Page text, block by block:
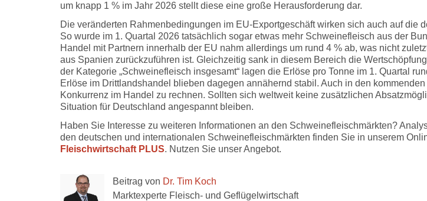
um knapp 1 % im Jahr 2026 stellt diese eine große Herausforderung dar.
Die veränderten Rahmenbedingungen im EU-Exportgeschäft wirken sich auch auf die
So wurde im 1. Quartal 2026 tatsächlich sogar etwas mehr Schweinefleisch aus der
Handel mit Partnern innerhalb der EU nahm allerdings um rund 4 % ab, was nicht
aus Spanien zurückzuführen ist. Gleichzeitig sank in diesem Bereich die
der Kategorie „Schweinefleisch insgesamt“ lagen die Erlöse pro Tonne im 1. Quartal
Erlöse im Drittlandshandel blieben dagegen annähernd stabil. Auch in den
Konkurrenz im Handel zu rechnen. Sollten sich weltweit keine zusätzlichen
Situation für Deutschland angespannt bleiben.
Haben Sie Interesse zu weiteren Informationen an den Schweinefleischmärkten?
den deutschen und internationalen Schweinefleischmärkten finden Sie in unserem
Fleischwirtschaft PLUS. Nutzen Sie unser Angebot.
Beitrag von Dr. Tim Koch
Marktexperte Fleisch- und Geflügelwirtschaft